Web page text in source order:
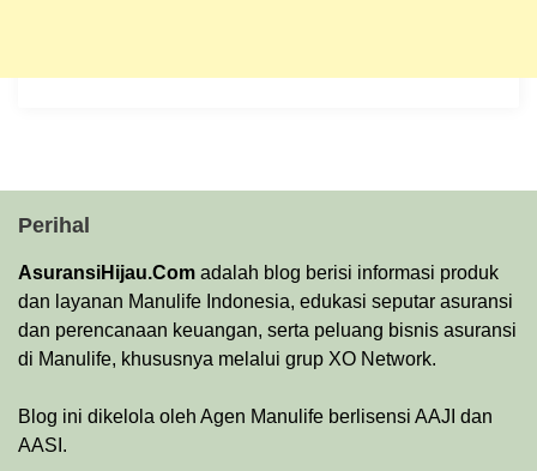
Perihal
AsuransiHijau.Com adalah blog berisi informasi produk
dan layanan Manulife Indonesia, edukasi seputar asuransi
dan perencanaan keuangan, serta peluang bisnis asuransi
di Manulife, khususnya melalui grup XO Network.
Blog ini dikelola oleh Agen Manulife berlisensi AAJI dan
AASI.